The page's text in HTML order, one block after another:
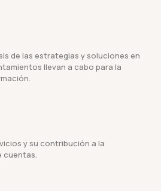
de las estrategias y soluciones en
llevan a cabo para la
y su contribución a la
cuentas.